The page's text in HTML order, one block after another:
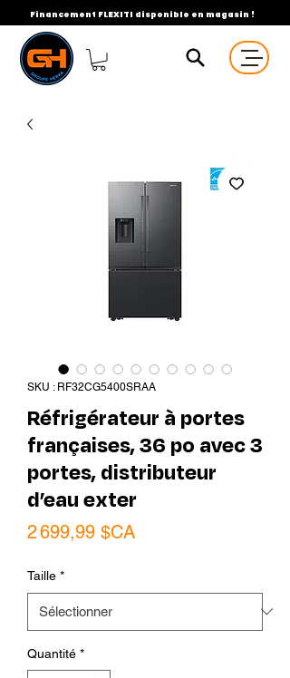
Financement FLEXITI disponible en magasin !
SKU : RF32CG5400SRAA
Réfrigérateur à portes
françaises, 36 po avec 3
portes, distributeur
d’eau exter
2 699,99 $CAPrix
Taille *
Quantité *